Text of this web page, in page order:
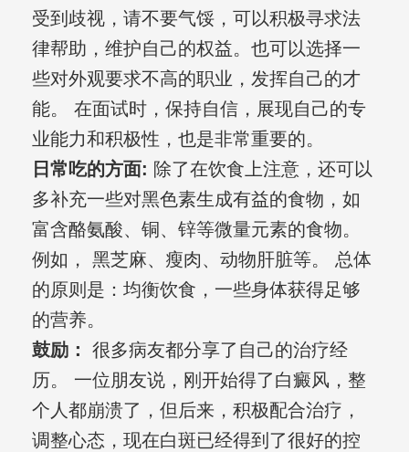
受到歧视，请不要气馁，可以积极寻求法
律帮助，维护自己的权益。也可以选择一
些对外观要求不高的职业，发挥自己的才
能。 在面试时，保持自信，展现自己的专
业能力和积极性，也是非常重要的。
日常吃的方面: 除了在饮食上注意，还可以
多补充一些对黑色素生成有益的食物，如
富含酪氨酸、铜、锌等微量元素的食物。
例如， 黑芝麻、瘦肉、动物肝脏等。 总体
的原则是：均衡饮食，一些身体获得足够
的营养。
鼓励：
很多病友都分享了自己的治疗经
历。 一位朋友说，刚开始得了白癜风，整
个人都崩溃了，但后来，积极配合治疗，
调整心态，现在白斑已经得到了很好的控